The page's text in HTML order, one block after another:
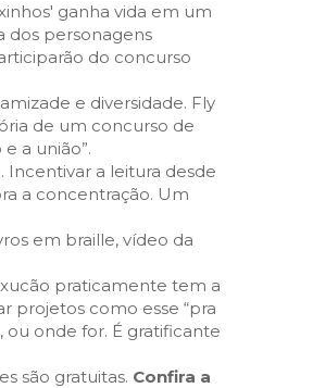
ganha vida em um
dos personagens
do concurso
e diversidade. Fly
de um concurso de
a união”.
a leitura desde
a concentração. Um
em braille, vídeo da
praticamente tem a
projetos como esse “pra
onde for. É gratificante
são gratuitas. Confira a